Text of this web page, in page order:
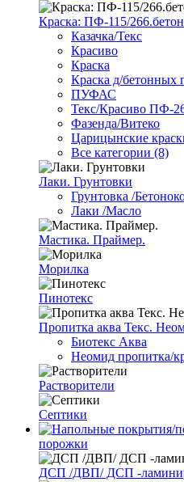
Краска: ПФ-115/
Казачка/Текс
Красиво
Краска
Краска д/бетонных
ПУФАС
Текс/Красиво ПФ-
Фазенда/Витеко
Царицынские
Все категории (8)
Лаки. Грунтовки
Грунтовка /
Лаки /Масло
Мастика. Праймер.
Морилка
Пинотекс
Пропитка аква Текс.
Биотекс Аква
Неомид пропитка/
Растворители
Септики
порожки
ДСП /ДВП/ ДСП -